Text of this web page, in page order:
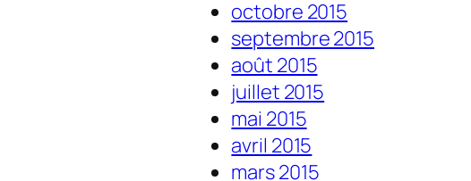
octobre 2015
septembre 2015
août 2015
juillet 2015
mai 2015
avril 2015
mars 2015